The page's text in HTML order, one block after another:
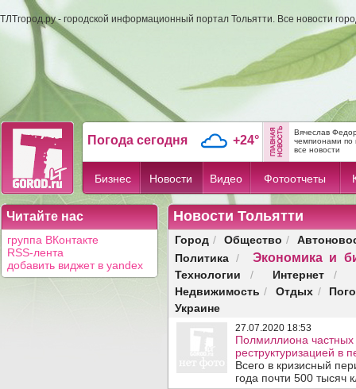
ТЛТгород.ру - городской информационный портал Тольятти. Все новости
Погода сегодня +24°
Вячеслав
чемпионами по
все новости
Бизнес Новости Видео Фотоотчеты
Читайте нас
группа ВКонтакте
RSS-лента
добавить виджет в yandex
Новости Тольятти
Город / Общество /
Политика / Экономика и
Технологии / Интернет/
Недвижимость / Отдых /
Украине
27.07.2020 18:53
Полмиллиона частных
реструктуризацией в
Всего в кризисный
года почти 500 тысяч